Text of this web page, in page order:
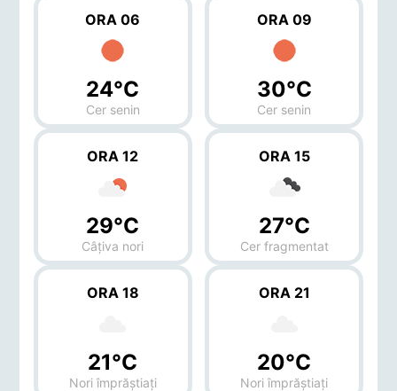
ORA 06
24°C
Cer senin
ORA 09
30°C
Cer senin
ORA 12
29°C
Câțiva nori
ORA 15
27°C
Cer fragmentat
ORA 18
21°C
Nori împrăștiați
ORA 21
20°C
Nori împrăștiați